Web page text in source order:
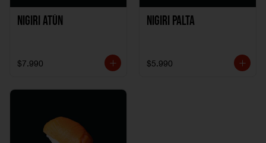
Nigiri Atún
$7.990
Nigiri Palta
$5.990